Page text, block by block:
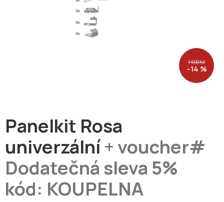
1 590 Kč
–14 %
Panelkit Rosa
univerzální+ voucher#
Dodatečná sleva 5%
kód: KOUPELNA